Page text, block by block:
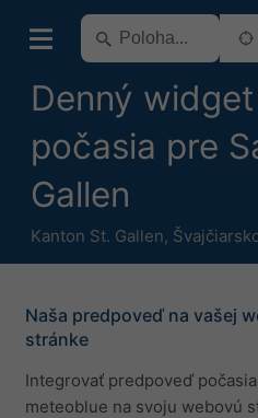
Denný widget
počasia pre
Gallen
Kanton St. Gallen,
Naša predpoveď na vašej
stránke
Integrovať predpoveď počasia
meteoblue na svoju webovú